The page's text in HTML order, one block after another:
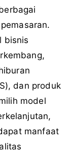
bisnis
dan produk
model
manfaat